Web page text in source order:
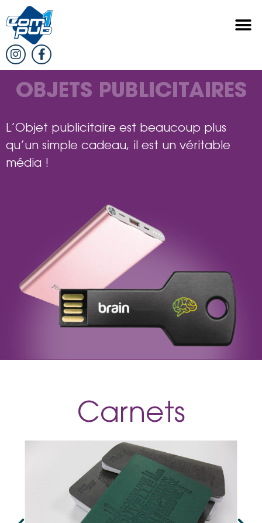
OBJETS PUBLICITAIRES
L’Objet publicitaire est beaucoup plus
qu’un simple cadeau, il est un véritable
média !
Carnets